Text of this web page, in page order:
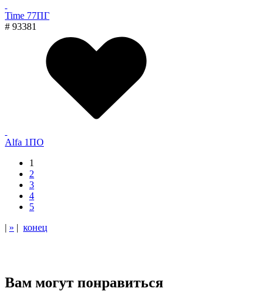
Time 77ПГ
# 93381
Alfa 1ПО
1
2
3
4
5
| » | конец
Вам могут понравиться